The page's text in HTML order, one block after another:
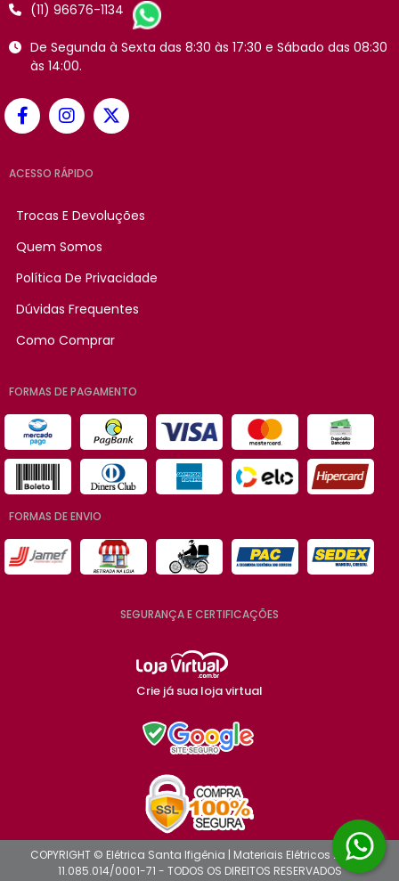
(11) 96676-1134
De Segunda à Sexta das 8:30 às 17:30 e Sábado das 08:30
às 14:00.
ACESSO RÁPIDO
Trocas E Devoluções
Quem Somos
Política De Privacidade
Dúvidas Frequentes
Como Comprar
FORMAS DE PAGAMENTO
FORMAS DE ENVIO
SEGURANÇA E CERTIFICAÇÕES
Crie já sua loja virtual
COPYRIGHT © Elétrica Santa Ifigênia | Materiais Elétricos 2026 -
11.085.014/0001-71 - TODOS OS DIREITOS RESERVADOS